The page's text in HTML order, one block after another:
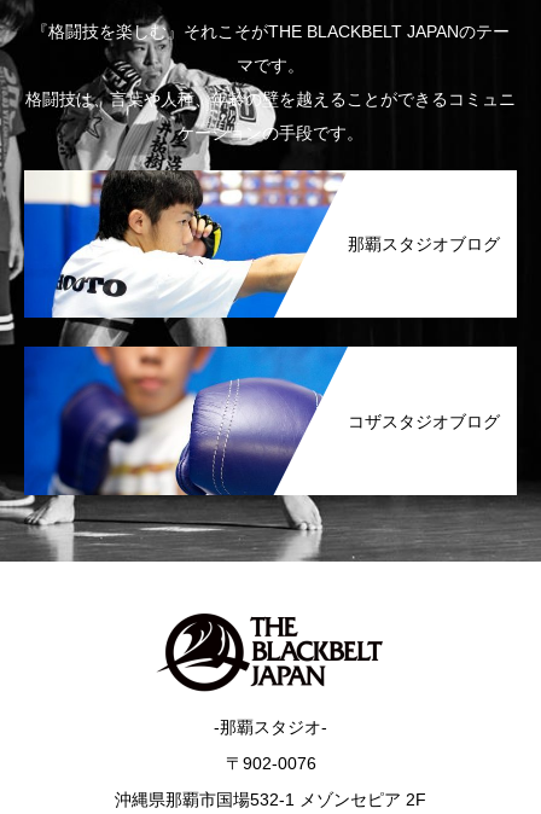
『格闘技を楽しむ』それこそがTHE BLACKBELT JAPANのテー
マです。
格闘技は、言葉や人種、年齢の壁を越えることができるコミュニ
ケーションの手段です。
那覇スタジオブログ
コザスタジオブログ
-那覇スタジオ-
〒902-0076
沖縄県那覇市国場532-1 メゾンセピア 2F